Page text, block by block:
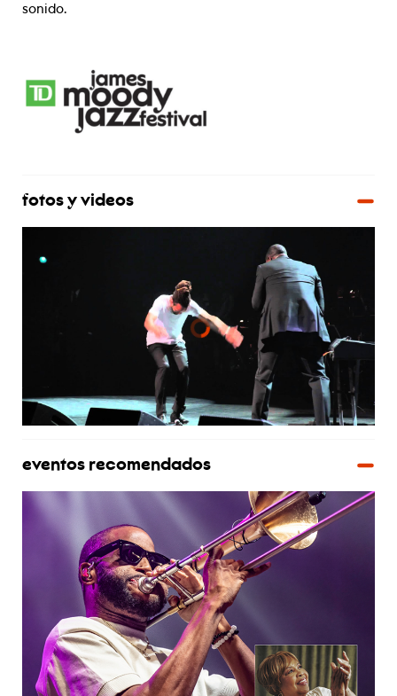
sonido.
fotos y videos
eventos recomendados